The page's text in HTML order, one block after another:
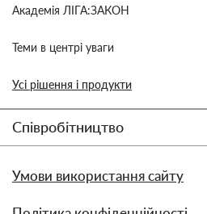
Академія ЛІГА:ЗАКОН
Теми в центрі уваги
Усі рішення і продукти
Співробітництво
Умови використання сайту